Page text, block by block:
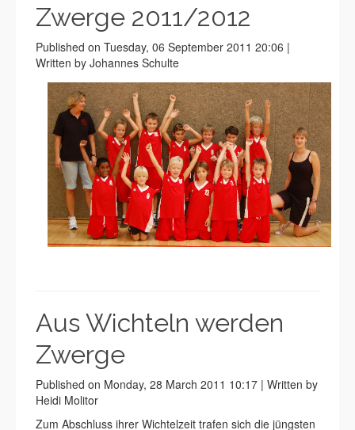
Zwerge 2011/2012
Published on Tuesday, 06 September 2011 20:06 |
Written by Johannes Schulte
Aus Wichteln werden
Zwerge
Published on Monday, 28 March 2011 10:17 | Written by
Heidi Molitor
Zum Abschluss ihrer Wichtelzeit trafen sich die jüngsten